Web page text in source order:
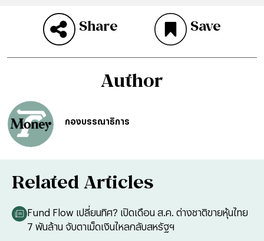
Share Save
Author
กองบรรณาธิการ
Related Articles
Fund Flow เปลี่ยนทิศ? เปิดเดือน ส.ค. ต่างชาติขายหุ้นไทย
7 พันล้าน จับตาเม็ดเงินไหลกลับสหรัฐฯ